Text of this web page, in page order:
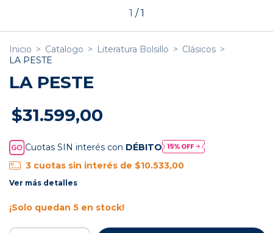
1 /1
Inicio > Catalogo > Literatura Bolsillo > Clásicos >
LA PESTE
LA PESTE
$31.599,00
Cuotas SIN interés con DÉBITO
3 cuotas sin interés de $10.533,00
Ver más detalles
¡Solo quedan 5 en stock!